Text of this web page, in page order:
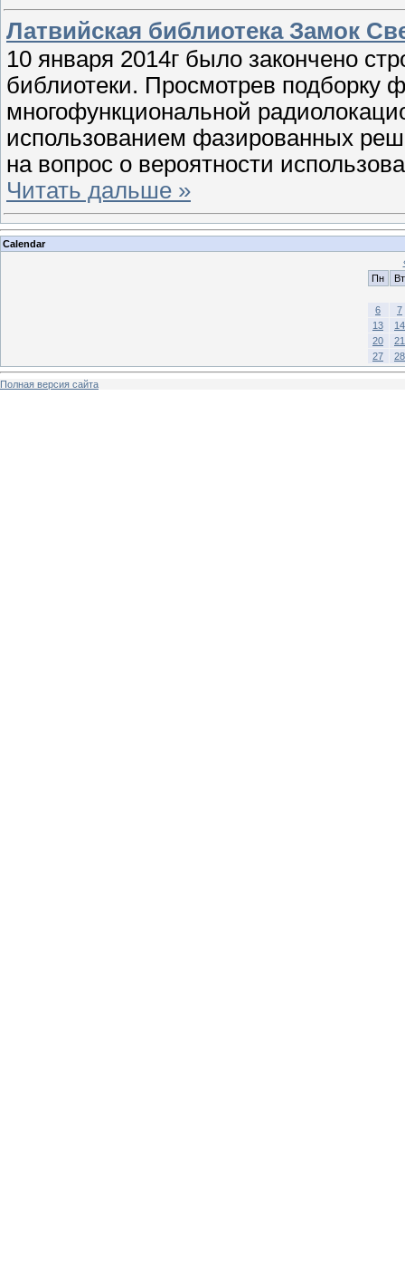
Латвийская библиотека Замок
10 января 2014г было закончено
библиотеки. Просмотрев подборку
многофункциональной
использованием фазированных
на вопрос о вероятности
Читать дальше »
Calendar
Пн
Вт
6
7
13
14
20
21
27
28
Полная версия сайта